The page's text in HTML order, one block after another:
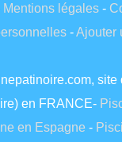
Mentions légales-
-Ajouter
site
en FRANCE-
en Espagne-